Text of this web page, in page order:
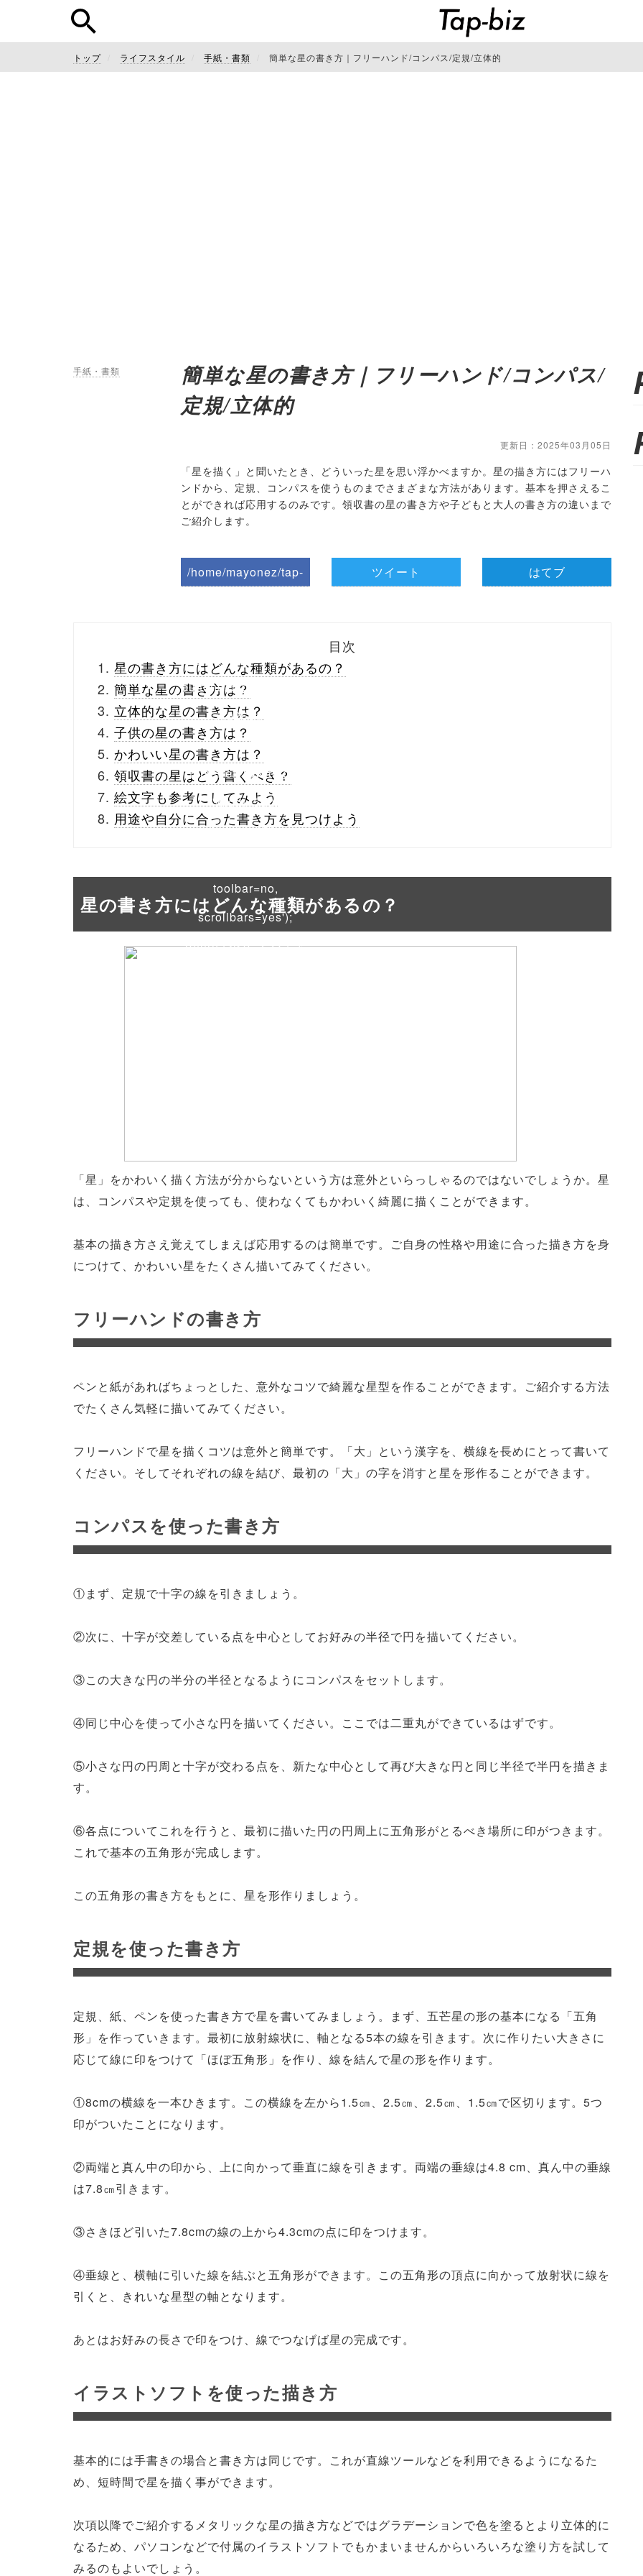
トップ ライフスタイル 手紙・書類 簡単な星の書き方｜フリーハンド/コンパス/定規/立体的
手紙・書類
簡単な星の書き方｜フリーハンド/コンパス/
定規/立体的
更新日：2025年03月05日
「星を描く」と聞いたとき、どういった星を思い浮かべますか。星の描き方にはフリーハ
ンドから、定規、コンパスを使うものまでさまざまな方法があります。基本を押さえるこ
とができれば応用するのみです。領収書の星の書き方や子どもと大人の書き方の違いまで
ご紹介します。
/home/mayonez/tap-
_theme/parts/sns-
buttons.php on line
/1026849"
onclick="window.open
(this.href, 'Gwindow',
'width=550,
height=450,
toolbar=no,
scrollbars=yes');
return false;"> シェア
ツイート はてブ
目次
星の書き方にはどんな種類があるの？
簡単な星の書き方は？
立体的な星の書き方は？
子供の星の書き方は？
かわいい星の書き方は？
領収書の星はどう書くべき？
絵文字も参考にしてみよう
用途や自分に合った書き方を見つけよう
星の書き方にはどんな種類があるの？
「星」をかわいく描く方法が分からないという方は意外といらっしゃるのではないでしょうか。星
は、コンパスや定規を使っても、使わなくてもかわいく綺麗に描くことができます。
基本の描き方さえ覚えてしまえば応用するのは簡単です。ご自身の性格や用途に合った描き方を身
につけて、かわいい星をたくさん描いてみてください。
フリーハンドの書き方
ペンと紙があればちょっとした、意外なコツで綺麗な星型を作ることができます。ご紹介する方法
でたくさん気軽に描いてみてください。
フリーハンドで星を描くコツは意外と簡単です。「大」という漢字を、横線を長めにとって書いて
ください。そしてそれぞれの線を結び、最初の「大」の字を消すと星を形作ることができます。
コンパスを使った書き方
①まず、定規で十字の線を引きましょう。
②次に、十字が交差している点を中心としてお好みの半径で円を描いてください。
③この大きな円の半分の半径となるようにコンパスをセットします。
④同じ中心を使って小さな円を描いてください。ここでは二重丸ができているはずです。
⑤小さな円の円周と十字が交わる点を、新たな中心として再び大きな円と同じ半径で半円を描きま
す。
⑥各点についてこれを行うと、最初に描いた円の円周上に五角形がとるべき場所に印がつきます。
これで基本の五角形が完成します。
この五角形の書き方をもとに、星を形作りましょう。
定規を使った書き方
定規、紙、ペンを使った書き方で星を書いてみましょう。まず、五芒星の形の基本になる「五角
形」を作っていきます。最初に放射線状に、軸となる5本の線を引きます。次に作りたい大きさに
応じて線に印をつけて「ほぼ五角形」を作り、線を結んで星の形を作ります。
①8cmの横線を一本ひきます。この横線を左から1.5㎝、2.5㎝、2.5㎝、1.5㎝で区切ります。5つ
印がついたことになります。
②両端と真ん中の印から、上に向かって垂直に線を引きます。両端の垂線は4.8 cm、真ん中の垂線
は7.8㎝引きます。
③さきほど引いた7.8cmの線の上から4.3cmの点に印をつけます。
④垂線と、横軸に引いた線を結ぶと五角形ができます。この五角形の頂点に向かって放射状に線を
引くと、きれいな星型の軸となります。
あとはお好みの長さで印をつけ、線でつなげば星の完成です。
イラストソフトを使った描き方
基本的には手書きの場合と書き方は同じです。これが直線ツールなどを利用できるようになるた
め、短時間で星を描く事ができます。
次項以降でご紹介するメタリックな星の描き方などではグラデーションで色を塗るとより立体的に
なるため、パソコンなどで付属のイラストソフトでもかまいませんからいろいろな塗り方を試して
みるのもよいでしょう。